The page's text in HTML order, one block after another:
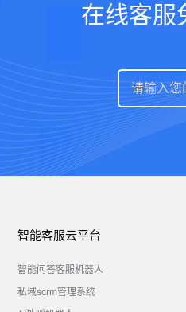
在线客服
智能客服云平台
智能问答客服机器人
私域scrm管理系统